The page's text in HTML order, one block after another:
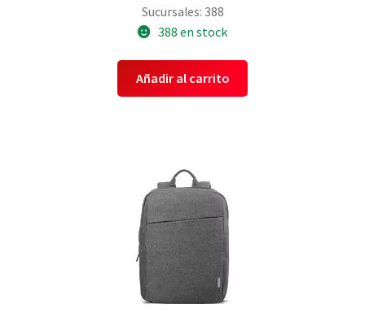
Sucursales: 388
388 en stock
Añadir al carrito